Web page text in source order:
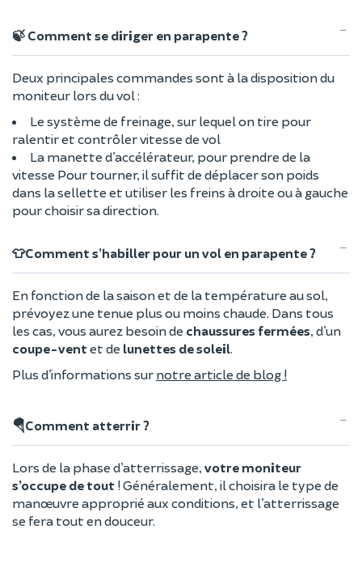
🍃 Comment se diriger en parapente ?
Deux principales commandes sont à la disposition du
moniteur lors du vol :
Le système de freinage, sur lequel on tire pour
ralentir et contrôler vitesse de vol
La manette d’accélérateur, pour prendre de la
vitesse Pour tourner, il suffit de déplacer son poids
dans la sellette et utiliser les freins à droite ou à gauche
pour choisir sa direction.
👕Comment s’habiller pour un vol en parapente ?
En fonction de la saison et de la température au sol,
prévoyez une tenue plus ou moins chaude. Dans tous
les cas, vous aurez besoin de chaussures fermées, d’un
coupe-vent et de lunettes de soleil.
Plus d’informations sur notre article de blog !
🪂Comment atterrir ?
Lors de la phase d’atterrissage, votre moniteur
s’occupe de tout ! Généralement, il choisira le type de
manœuvre approprié aux conditions, et l’atterrissage
se fera tout en douceur.